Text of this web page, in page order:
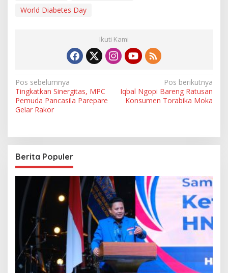
World Diabetes Day
Ikuti Kami
N
a
v
g
a
s
p
o
Pos sebelumnya
Tingkatkan Sinergitas, MPC
Pemuda Pancasila Parepare
Gelar Rakor
Pos berikutnya
Iqbal Ngopi Bareng Ratusan
Konsumen Torabika Moka
Berita Populer